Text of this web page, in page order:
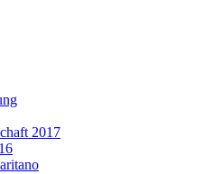
2017